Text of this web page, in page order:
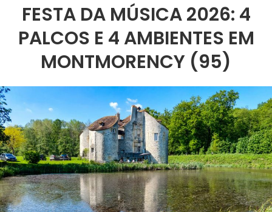
FESTA DA MÚSICA 2026: 4
PALCOS E 4 AMBIENTES EM
MONTMORENCY (95)